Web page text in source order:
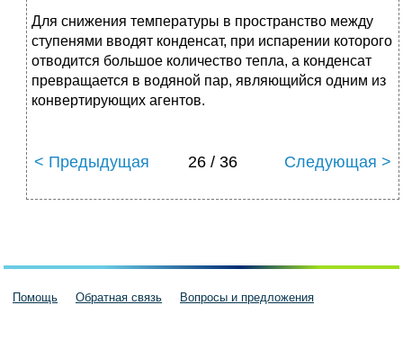
Для снижения температуры в пространство между
ступенями вводят конденсат, при испарении которого
отводится большое количество тепла, а конденсат
превращается в водяной пар, являющийся одним из
конвертирующих агентов.
< Предыдущая 26 / 36 Следующая >
Помощь Обратная связь Вопросы и предложения